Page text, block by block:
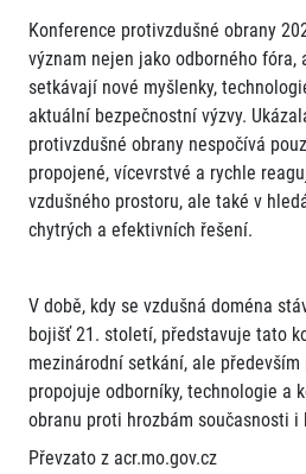
Konference protivzdušné obrany
význam nejen jako odborného fóra,
setkávají nové myšlenky,
aktuální bezpečnostní výzvy.
protivzdušné obrany nespočívá
propojené, vícevrstvé a rychle
vzdušného prostoru, ale také v
chytrých a efektivních řešení.
V době, kdy se vzdušná doména
bojišť 21. století, představuje tato
mezinárodní setkání, ale
propojuje odborníky, technologie a
obranu proti hrozbám současnosti i
Převzato z acr.mo.gov.cz